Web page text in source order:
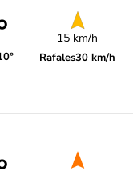
15 km/h
Rafales30 km/h